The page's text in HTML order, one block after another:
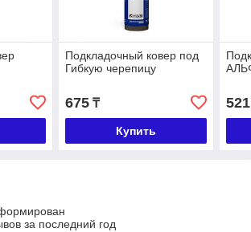
Подкладочный ковер под
Гибкую черепицу
675₸
Купить
521
за последний год